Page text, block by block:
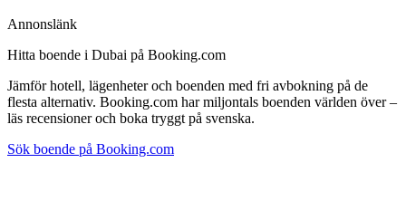
Annonslänk
Hitta boende i Dubai på Booking.com
Jämför hotell, lägenheter och boenden med fri avbokning på de
flesta alternativ. Booking.com har miljontals boenden världen över –
läs recensioner och boka tryggt på svenska.
Sök boende på Booking.com